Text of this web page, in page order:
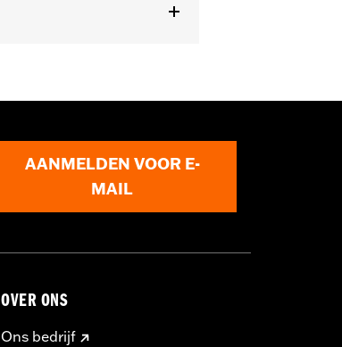
AANMELDEN VOOR E-
MAIL
OVER ONS
Ons bedrijf